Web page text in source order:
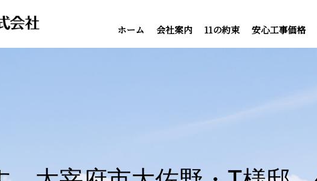
ホーム 会社案内 11の約束 安心工事価格